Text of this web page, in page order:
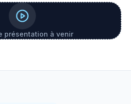
présentation à venir